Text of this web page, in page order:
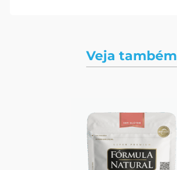
Veja também